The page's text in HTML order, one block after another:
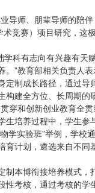
导师、朋辈导师的陪
竞赛）项目研究，这
学科有志向有兴趣有
。”教育部相关负责人
定制成长路径，通过
构建全方位、长周期的
穿和创新创业教育全
生培养过程中，学生参
学实验班”举例，学
育计划，遴选来自不
本博衔接培养模式
性考核，通过考核的学